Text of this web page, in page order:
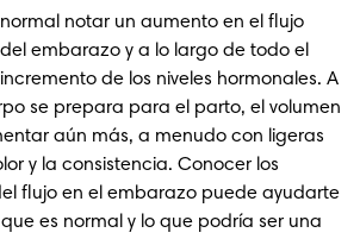
notar un aumento en el flujo
embarazo y a lo largo de todo el
de los niveles hormonales. A
se prepara para el parto, el volumen
aún más, a menudo con ligeras
y la consistencia. Conocer los
flujo en el embarazo puede ayudarte
es normal y lo que podría ser una